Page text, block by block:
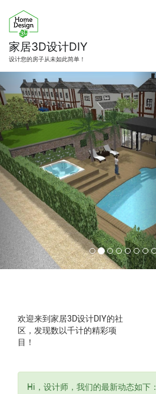
家居3D设计DIY
设计您的房子从未如此简单！
欢迎来到家居3D设计DIY的社
区，发现数以千计的精彩项
目！
Hi，设计师，我们的最新动态如下：